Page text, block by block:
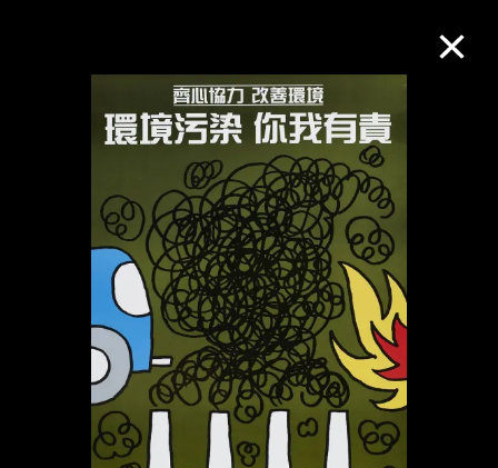
M+藏品
进一步筛选
关于M+藏品
探索世界顶级的二十及二十一世纪视觉
文化藏品。